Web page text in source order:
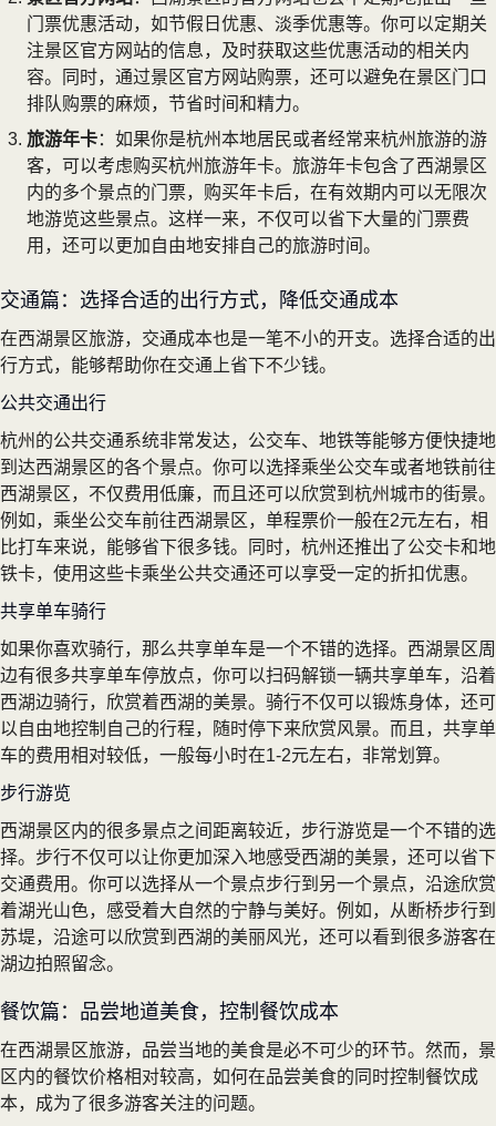
门票优惠活动，如节假日优惠、淡季优惠等。你可以定期关
注景区官方网站的信息，及时获取这些优惠活动的相关内
容。同时，通过景区官方网站购票，还可以避免在景区门口
排队购票的麻烦，节省时间和精力。
旅游年卡：如果你是杭州本地居民或者经常来杭州旅游的游
客，可以考虑购买杭州旅游年卡。旅游年卡包含了西湖景区
内的多个景点的门票，购买年卡后，在有效期内可以无限次
地游览这些景点。这样一来，不仅可以省下大量的门票费
用，还可以更加自由地安排自己的旅游时间。
交通篇：选择合适的出行方式，降低交通成本
在西湖景区旅游，交通成本也是一笔不小的开支。选择合适的出
行方式，能够帮助你在交通上省下不少钱。
公共交通出行
杭州的公共交通系统非常发达，公交车、地铁等能够方便快捷地
到达西湖景区的各个景点。你可以选择乘坐公交车或者地铁前往
西湖景区，不仅费用低廉，而且还可以欣赏到杭州城市的街景。
例如，乘坐公交车前往西湖景区，单程票价一般在2元左右，相
比打车来说，能够省下很多钱。同时，杭州还推出了公交卡和地
铁卡，使用这些卡乘坐公共交通还可以享受一定的折扣优惠。
共享单车骑行
如果你喜欢骑行，那么共享单车是一个不错的选择。西湖景区周
边有很多共享单车停放点，你可以扫码解锁一辆共享单车，沿着
西湖边骑行，欣赏着西湖的美景。骑行不仅可以锻炼身体，还可
以自由地控制自己的行程，随时停下来欣赏风景。而且，共享单
车的费用相对较低，一般每小时在1-2元左右，非常划算。
步行游览
西湖景区内的很多景点之间距离较近，步行游览是一个不错的选
择。步行不仅可以让你更加深入地感受西湖的美景，还可以省下
交通费用。你可以选择从一个景点步行到另一个景点，沿途欣赏
着湖光山色，感受着大自然的宁静与美好。例如，从断桥步行到
苏堤，沿途可以欣赏到西湖的美丽风光，还可以看到很多游客在
湖边拍照留念。
餐饮篇：品尝地道美食，控制餐饮成本
在西湖景区旅游，品尝当地的美食是必不可少的环节。然而，景
区内的餐饮价格相对较高，如何在品尝美食的同时控制餐饮成
本，成为了很多游客关注的问题。